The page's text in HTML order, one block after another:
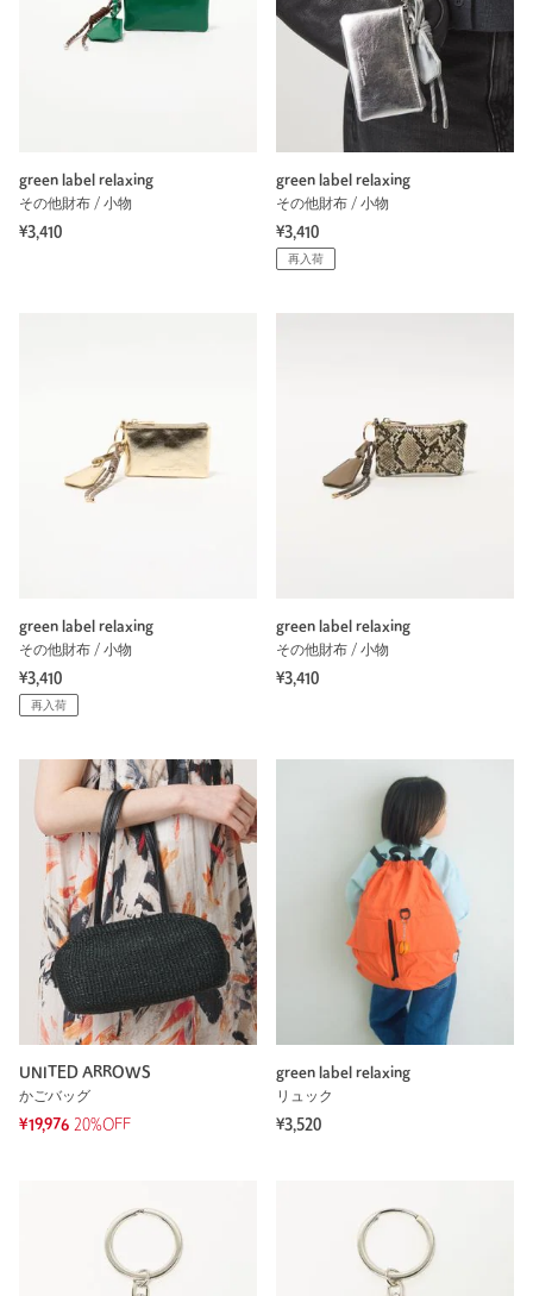
green label relaxing
その他財布 / 小物
¥3,410
green label relaxing
その他財布 / 小物
¥3,410
再入荷
green label relaxing
その他財布 / 小物
¥3,410
再入荷
green label relaxing
その他財布 / 小物
¥3,410
UNITED ARROWS
かごバッグ
¥19,976 20%OFF
green label relaxing
リュック
¥3,520